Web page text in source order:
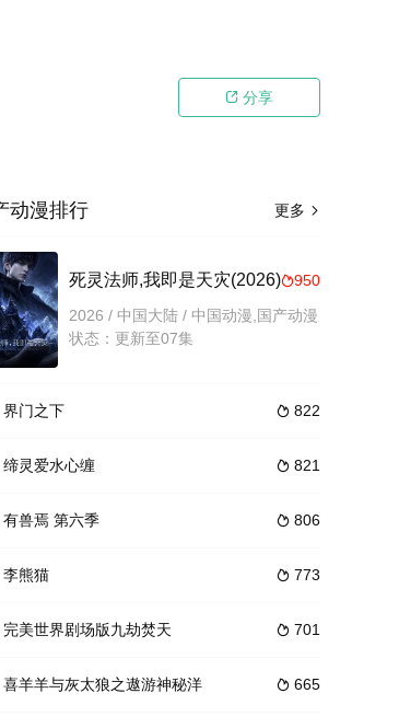
 分享
3836年，一名神秘的
督公下南洋缉拿要犯，遭遇海兽舰队袭击，全军覆没。路长
更多 
动漫排行
950
死灵法师,我即是天灾(2026)
2026 / 中国大陆 / 中国动漫,国产动漫
状态：更新至07集
 822
界门之下
 821
缔灵爱水心缠
 806
有兽焉 第六季
 773
李熊猫
 701
​完美世界剧场版九劫焚天​
 665
喜羊羊与灰太狼之遨游神秘洋